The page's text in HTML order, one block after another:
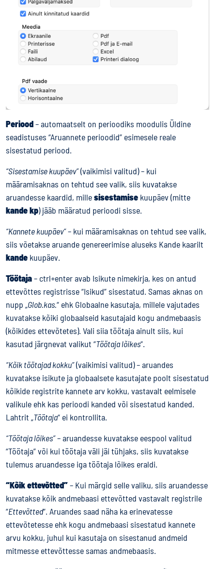
Periood– automaatselt on perioodiks moodulis Üldine
seadistuses “Aruannete perioodid” esimesele reale
sisestatud periood.
“Sisestamise kuupäev”(vaikimisi valitud) – kui
määramisaknas on tehtud see valik, siis kuvatakse
aruandesse kaardid, millesisestamise kuupäev (mitte
kande kp) jääb määratud perioodi sisse.
“Kannete kuupäev”– kui määramisaknas on tehtud see valik,
siis võetakse aruande genereerimise aluseks Kande kaarilt
kande kuupäev.
Töötaja– ctrl+enter avab Isikute nimekirja, kes on antud
ettevõttes registrisse “Isikud” sisestatud. Samas aknas on
nupp „Glob.kas.“ ehk Globaalne kasutaja, millele vajutades
kuvatakse kõiki globaalseid kasutajaid kogu andmebaasis
(kõikides ettevõtetes). Vali siia töötaja ainult siis, kui
kasutad järgnevat valikut “Töötaja lõikes“.
“Kõik töötajad kokku”(vaikimisi valitud) – aruandes
kuvatakse isikute ja globaalsete kasutajate poolt sisestatud
kõikide registrite kannete arv kokku, vastavalt eelmisele
valikule ehk kas perioodi kanded või sisestatud kanded.
Lahtrit „Töötaja“ ei kontrollita.
“Töötaja lõikes”– aruandesse kuvatakse eespool valitud
“Töötaja” või kui töötaja väli jäi tühjaks, siis kuvatakse
tulemus aruandesse iga töötaja lõikes eraldi.
“Kõik ettevõtted”– Kui märgid selle valiku, siis aruandesse
kuvatakse kõik andmebaasi ettevõtted vastavalt registrile
“Ettevõtted“. Aruandes saad näha ka erinevatesse
ettevõtetesse ehk kogu andmebaasi sisestatud kannete
arvu kokku, juhul kui kasutaja on sisestanud andmeid
mitmesse ettevõttesse samas andmebaasis.